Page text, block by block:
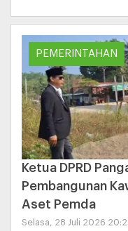
PEMERINTAHAN
Ketua DPRD
Pembangunan
Aset Pemda
Selasa, 28 Juli 2026